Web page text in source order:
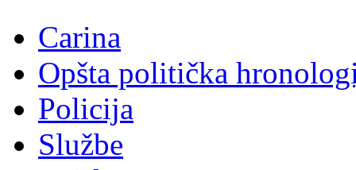
Carina
Opšta politička
Policija
Službe